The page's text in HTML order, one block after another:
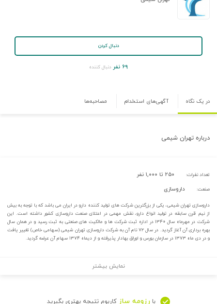
دنبال کردن
۶۹ نفر دنبال کننده
در یک نگاه آگهی‌های استخدام مصاحبه‌ها
درباره تهران شیمی
تعداد نفرات: ۲۵۰ تا ۱,۰۰۰ نفر
صنعت: داروسازی
داروسازی تهران شیمی، یکی از بزرگترین شرکت های تولید کننده دارو در ایران می باشد که با توجه به بیش
از نیم قرن سابقه در تولید انواع دارو، نقش مهمی در اعتلای صنعت داروسازی کشور داشته است. این
شرکت در مهرماه سال ۱۳۴۰ در اداره ثبت شرکت ها و مالکیت های صنعتی به ثبت رسید و در همان سال
بهره برداری آن آغاز گردید. در سال ۷۲ نام آن به شرکت داروسازی تهران شیمی (سهامی خاص) تغییر یافت
و در دی ماه ۱۳۷۳ در سازمان بورس و اوراق بهادار پذیرفته و از دیماه ۱۳۷۴ سهام آن عرضه گردید.
نمایش بیشتر
با رزومه ساز کاربوم نتیجه بهتری بگیرید